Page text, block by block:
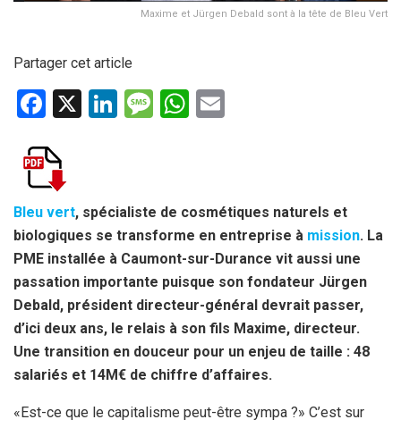
Maxime et Jürgen Debald sont à la tête de Bleu Vert
Partager cet article
F
ce
b
o
o
k
X
Li
n
M
g
e
W
A
p
p
Bleu vert, spécialiste de cosmétiques naturels et
biologiques se transforme en entreprise à mission. La
PME installée à Caumont-sur-Durance vit aussi une
passation importante puisque son fondateur Jürgen
Debald, président directeur-général devrait passer,
d’ici deux ans, le relais à son fils Maxime, directeur.
Une transition en douceur pour un enjeu de taille : 48
salariés et 14M€ de chiffre d’affaires.
«Est-ce que le capitalisme peut-être sympa ?» C’est sur